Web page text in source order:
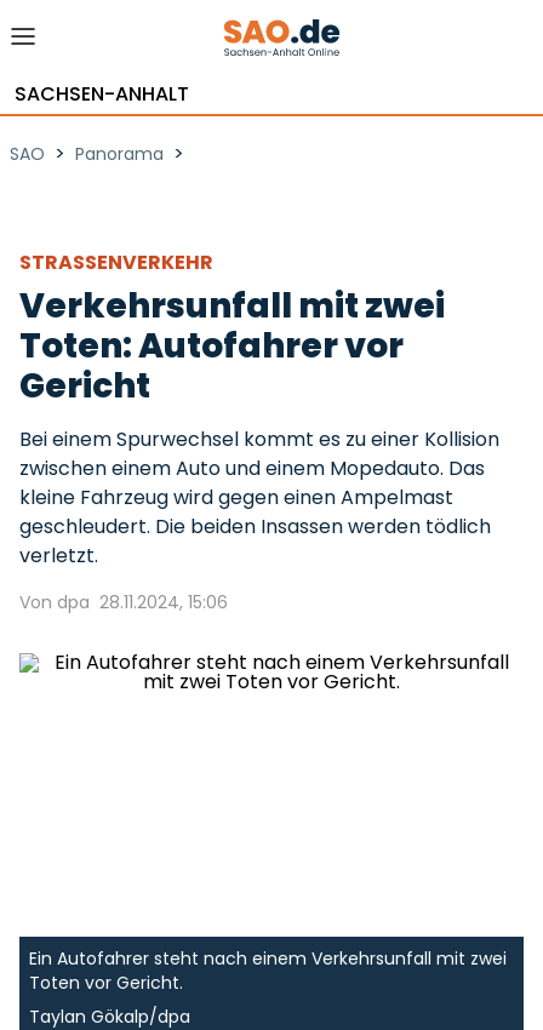
SACHSEN-ANHALT
SAO > Panorama >
STRASSENVERKEHR
Verkehrsunfall mit zwei
Toten: Autofahrer vor
Gericht
Bei einem Spurwechsel kommt es zu einer Kollision
zwischen einem Auto und einem Mopedauto. Das
kleine Fahrzeug wird gegen einen Ampelmast
geschleudert. Die beiden Insassen werden tödlich
verletzt.
Von dpa 28.11.2024, 15:06
Ein Autofahrer steht nach einem Verkehrsunfall mit zwei
Toten vor Gericht.
Taylan Gökalp/dpa